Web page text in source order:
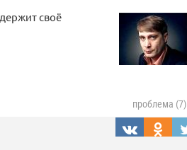
своё
проблема (7)